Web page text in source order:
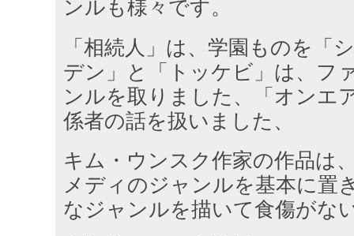
ンルも様々です。
「相続人」は、学園ものを「
デン」と「トッケビ」は、フ
ンルを取りました、「オンエ
係者の話を扱いました、
キム・ウンスク作家の作品は
メディのジャンルを基本に置
なジャンルを描いて食傷がな